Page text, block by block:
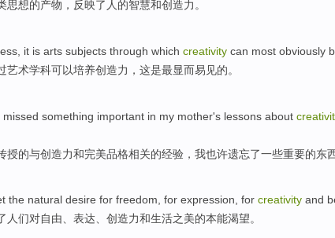
思想的产物 ， 反映了 人 的智慧和创造力 。
, it is arts subjects through which creativity can most obviously
艺术学科可以培养创造力 ， 这是最显而易见的。
missed something important in my mother's lessons about
授的与创造力和完美品格相关的经验 ， 我也许遗忘了一些重要的东
the natural desire for freedom, for expression, for creativity and
人们对自由、 表达、 创造力和生活之美的本能渴望。